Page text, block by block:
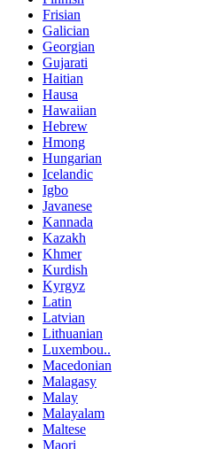
Frisian
Galician
Georgian
Gujarati
Haitian
Hausa
Hawaiian
Hebrew
Hmong
Hungarian
Icelandic
Igbo
Javanese
Kannada
Kazakh
Khmer
Kurdish
Kyrgyz
Latin
Latvian
Lithuanian
Luxembou..
Macedonian
Malagasy
Malay
Malayalam
Maltese
Maori